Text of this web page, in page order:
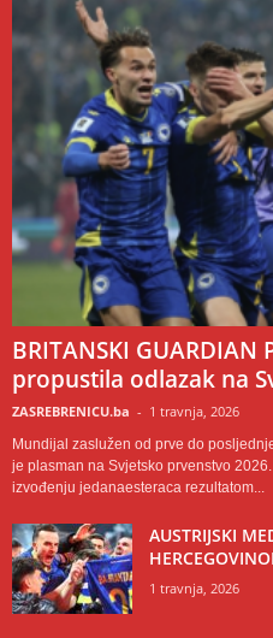
BRITANSKI
propustila odlazak na
ZASREBRENICU.ba - 1 travnja, 2026
Mundijal zaslužen od prve do
je plasman na Svjetsko prvenstvo
izvođenju jedanaesteraca rezultatom...
AUSTRIJSKI
1 travnja, 2026